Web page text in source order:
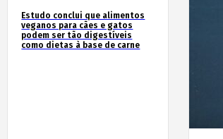
Estudo conclui que alimentos
veganos para cães e gatos
podem ser tão digestíveis
como dietas à base de carne